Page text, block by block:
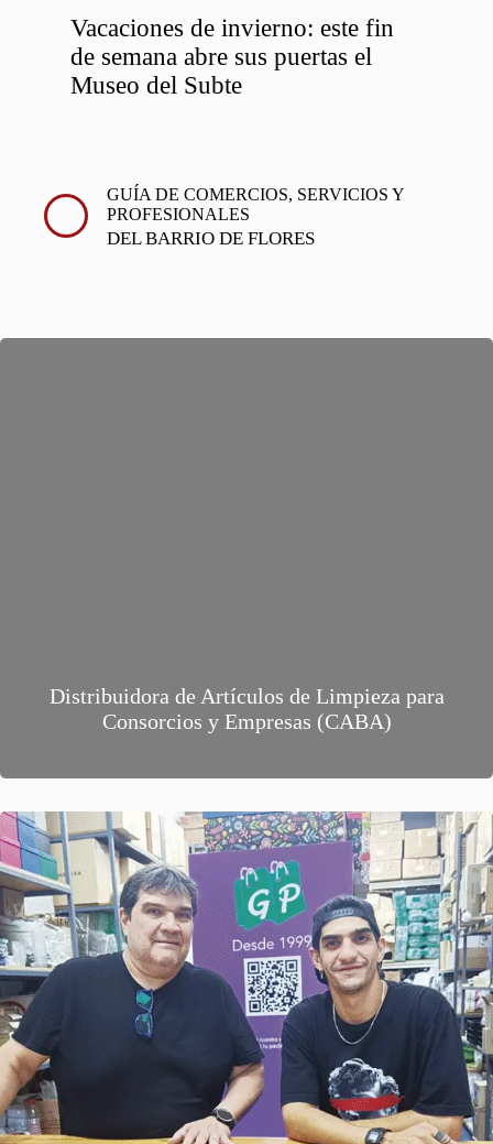
Vacaciones de invierno: este fin
de semana abre sus puertas el
Museo del Subte
GUÍA DE COMERCIOS, SERVICIOS Y
PROFESIONALES
DEL BARRIO DE FLORES
Distribuidora de Artículos de Limpieza para
Consorcios y Empresas (CABA)